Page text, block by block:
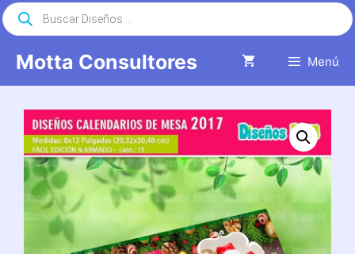
Saltar
al
Motta Consultores Menú
Búsqueda
de
productos